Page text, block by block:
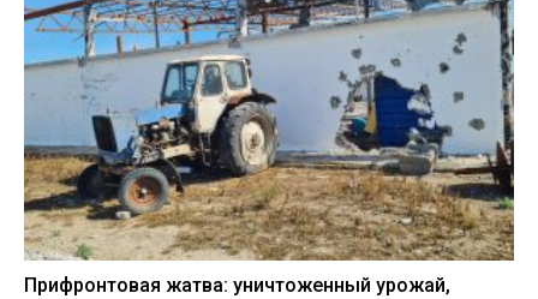
Прифронтовая жатва: уничтоженный урожай,